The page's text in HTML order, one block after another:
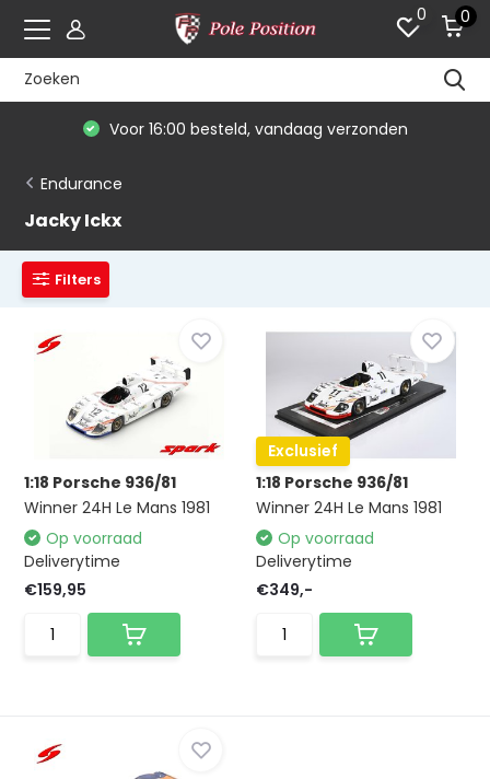
0 0
Voor 16:00 besteld, vandaag verzonden
Endurance
Jacky Ickx
Filters
1:18 Porsche 936/81
Winner 24H Le Mans 1981
Op voorraad
Deliverytime
€159,95
Exclusief
1:18 Porsche 936/81
Winner 24H Le Mans 1981
Op voorraad
Deliverytime
€349,-